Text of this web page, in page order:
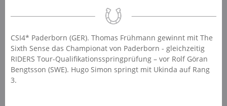
CSI4* Paderborn (GER). Thomas Frühmann gewinnt mit The
Sixth Sense das Championat von Paderborn - gleichzeitig
RIDERS Tour-Qualifikationsspringprüfung – vor Rolf Göran
Bengtsson (SWE). Hugo Simon springt mit Ukinda auf Rang
3.